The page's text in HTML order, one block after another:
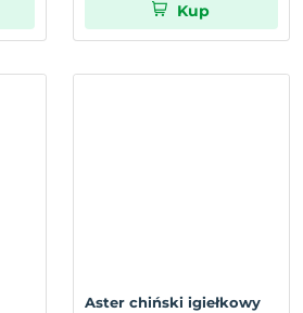
Kup
Aster chiński igiełkowy